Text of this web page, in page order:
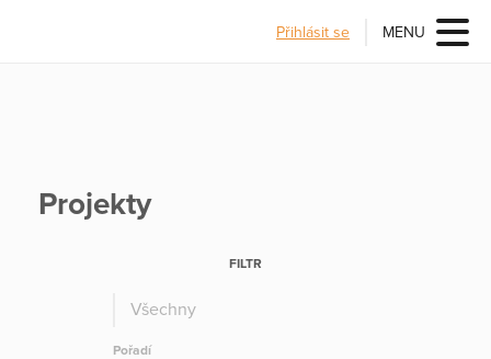
Přihlásit se MENU
Projekty
FILTR
Všechny
Pořadí